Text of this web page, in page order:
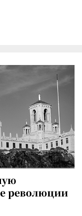
революции